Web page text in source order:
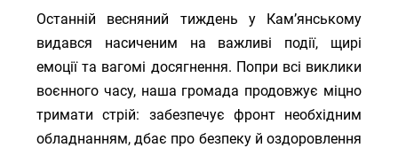
Останній весняний тиждень у Кам’янському
видався насиченим на важливі події, щирі
емоції та вагомі досягнення. Попри всі виклики
воєнного часу, наша громада продовжує міцно
тримати стрій: забезпечує фронт необхідним
обладнанням, дбає про безпеку й оздоровлення